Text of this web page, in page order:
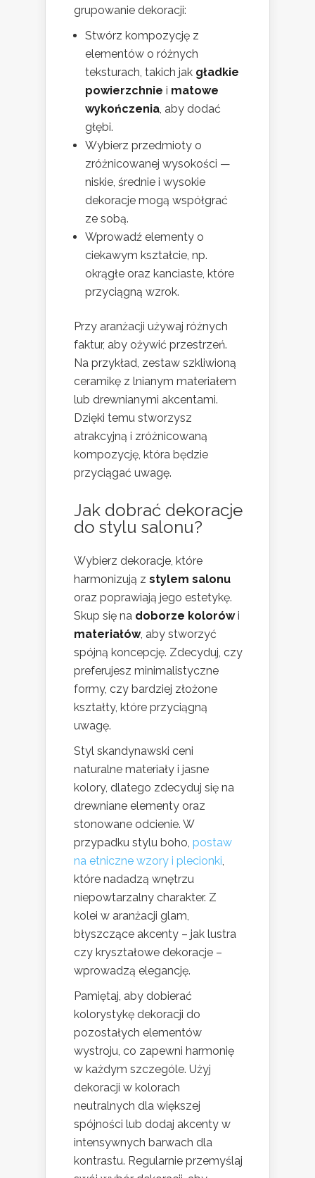
grupowanie dekoracji:
Stwórz kompozycję z
elementów o różnych
teksturach, takich jak gładkie
powierzchnie i matowe
wykończenia, aby dodać
głębi.
Wybierz przedmioty o
zróżnicowanej wysokości —
niskie, średnie i wysokie
dekoracje mogą współgrać
ze sobą.
Wprowadź elementy o
ciekawym kształcie, np.
okrągłe oraz kanciaste, które
przyciągną wzrok.
Przy aranżacji używaj różnych
faktur, aby ożywić przestrzeń.
Na przykład, zestaw szkliwioną
ceramikę z lnianym materiałem
lub drewnianymi akcentami.
Dzięki temu stworzysz
atrakcyjną i zróżnicowaną
kompozycję, która będzie
przyciągać uwagę.
Jak dobrać dekoracje
do stylu salonu?
Wybierz dekoracje, które
harmonizują z stylem salonu
oraz poprawiają jego estetykę.
Skup się na doborze kolorówi
materiałów, aby stworzyć
spójną koncepcję. Zdecyduj, czy
preferujesz minimalistyczne
formy, czy bardziej złożone
kształty, które przyciągną
uwagę.
Styl skandynawski ceni
naturalne materiały i jasne
kolory, dlatego zdecyduj się na
drewniane elementy oraz
stonowane odcienie. W
przypadku stylu boho, postaw
na etniczne wzory i plecionki,
które nadadzą wnętrzu
niepowtarzalny charakter. Z
kolei w aranżacji glam,
błyszczące akcenty – jak lustra
czy kryształowe dekoracje –
wprowadzą elegancję.
Pamiętaj, aby dobierać
kolorystykę dekoracji do
pozostałych elementów
wystroju, co zapewni harmonię
w każdym szczególe. Użyj
dekoracji w kolorach
neutralnych dla większej
spójności lub dodaj akcenty w
intensywnych barwach dla
kontrastu. Regularnie przemyślaj